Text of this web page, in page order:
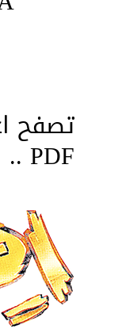
تصفح
PDF .. اضغط الشعار